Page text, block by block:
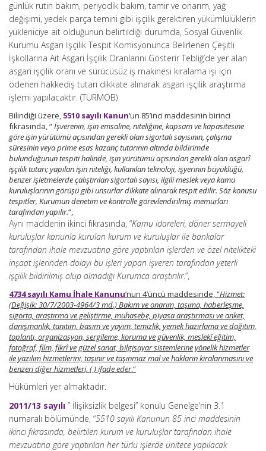
günlük rutin bakım, periyodik bakım, tamir ve onarım, yağ
değişimi, yedek parça temini gibi işçilik gerektiren yükümlülüklerin
yükleniciye ait olduğunun belirtildiği durumda, Sosyal Güvenlik
Kurumu Asgari İşçilik Tespit Komisyonunca Belirlenen Çeşitli
İşkollarına Ait Asgari İşçilik Oranlarını Gösterir Tebliğ’de yer alan
asgari işçilik oranı ve sürücüsüz iş makinesi kiralama işi için
ödenen hakkediş tutarı dikkate alınarak asgari işçilik araştırma
işlemi yapılacaktır. (TÜRMOB)
Bilindiği üzere, 5510 sayılı Kanun‘un 85’inci maddesinin birinci
fıkrasında, “İşverenin, işin emsaline, niteliğine, kapsam ve kapasitesine
göre işin yürütümü açısından gerekli olan sigortalı sayısının, çalışma
süresinin veya prime esas kazanç tutarının altında bildirimde
bulunduğunun tespiti halinde, işin yürütümü açısından gerekli olan asgarî
işçilik tutarı; yapılan işin niteliği, kullanılan teknoloji, işyerinin büyüklüğü,
benzer işletmelerde çalıştırılan sigortalı sayısı, ilgili meslek veya kamu
kuruluşlarının görüşü gibi unsurlar dikkate alınarak tespit edilir. Söz konusu
tespitler, Kurumun denetim ve kontrolle görevlendirilmiş memurları
tarafından yapılır.“,
Aynı maddenin ikinci fıkrasında, “Kamu idareleri, döner sermayeli
kuruluşlar kanunla kurulan kurum ve kuruluşlar ile bankalar
tarafından ihale mevzuatına göre yaptırılan işlerden ve özel nitelikteki
inşaat işlerinden dolayı bu işleri yapan işveren tarafından yeterli
işçilik bildirilmiş olup olmadığı Kurumca araştırılır.”,
4734 sayılı Kamu İhale Kanunu’nun 4’üncü maddesinde, “Hizmet:
(Değişik: 30/7/2003-4964/3 md.) Bakım ve onarım, taşıma, haberleşme,
sigorta, araştırma ve geliştirme, muhasebe, piyasa araştırması ve anket,
danışmanlık, tanıtım, basım ve yayım, temizlik, yemek hazırlama ve dağıtım,
toplantı, organizasyon, sergileme, koruma ve güvenlik, meslekî eğitim,
fotoğraf, film, fikrî ve güzel sanat, bilgisayar sistemlerine yönelik hizmetler
ile yazılım hizmetlerini, taşınır ve taşınmaz mal ve hakların kiralanmasını ve
benzeri diğer hizmetleri, ( ) ifade eder.”
Hükümleri yer almaktadır.
2011/13 sayılı ” İlişiksizlik belgesi” konulu Genelge’nin 3.1
numaralı bölümünde, “5510 sayılı Kanunun 85 inci maddesinin
ikinci fıkrasında, belirtilen kurum ve kuruluşlar tarafından ihale
mevzuatına göre yaptırılan her türlü işlerde ünitece yapılacak